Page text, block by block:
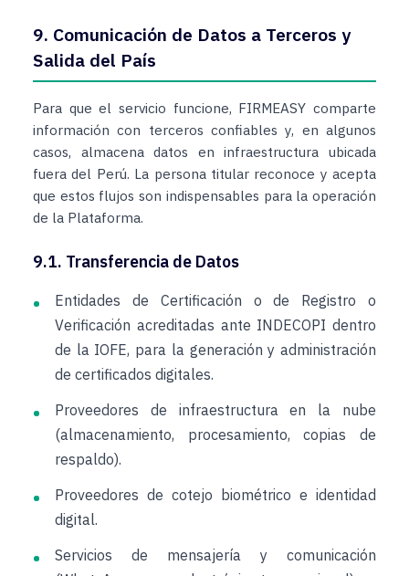
9. Comunicación de Datos a Terceros y
Salida del País
Para que el servicio funcione, FIRMEASY comparte
información con terceros confiables y, en algunos
casos, almacena datos en infraestructura ubicada
fuera del Perú. La persona titular reconoce y acepta
que estos flujos son indispensables para la operación
de la Plataforma.
9.1. Transferencia de Datos
Entidades de Certificación o de Registro o
Verificación acreditadas ante INDECOPI dentro
de la IOFE, para la generación y administración
de certificados digitales.
Proveedores de infraestructura en la nube
(almacenamiento, procesamiento, copias de
respaldo).
Proveedores de cotejo biométrico e identidad
digital.
Servicios de mensajería y comunicación